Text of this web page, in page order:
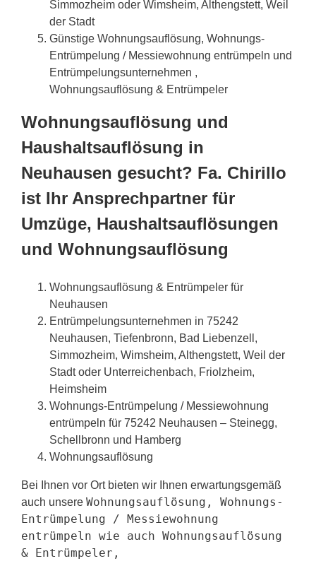
Simmozheim oder Wimsheim, Althengstett, Weil
der Stadt
Günstige Wohnungsauflösung, Wohnungs-
Entrümpelung / Messiewohnung entrümpeln und
Entrümpelungsunternehmen ,
Wohnungsauflösung & Entrümpeler
Wohnungsauflösung und
Haushaltsauflösung in
Neuhausen gesucht? Fa. Chirillo
ist Ihr Ansprechpartner für
Umzüge, Haushaltsauflösungen
und Wohnungsauflösung
Wohnungsauflösung & Entrümpeler für
Neuhausen
Entrümpelungsunternehmen in 75242
Neuhausen, Tiefenbronn, Bad Liebenzell,
Simmozheim, Wimsheim, Althengstett, Weil der
Stadt oder Unterreichenbach, Friolzheim,
Heimsheim
Wohnungs-Entrümpelung / Messiewohnung
entrümpeln für 75242 Neuhausen – Steinegg,
Schellbronn und Hamberg
Wohnungsauflösung
Bei Ihnen vor Ort bieten wir Ihnen erwartungsgemäß
auch unsere Wohnungsauflösung, Wohnungs-
Entrümpelung / Messiewohnung
entrümpeln wie auch Wohnungsauflösung
& Entrümpeler,